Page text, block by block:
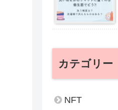
カテゴリー
NFT